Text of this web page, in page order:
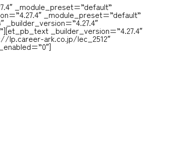
_module_preset=”default”
_module_preset=”default”
_builder_version=”4.27.4″
lp.career-ark.co.jp/lec_2512″